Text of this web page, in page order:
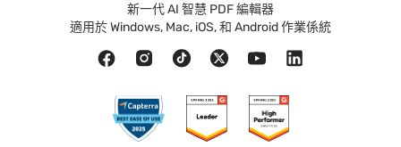
新一代 AI 智慧 PDF 編輯器
適用於 Windows, Mac, iOS, 和 Android 作業係統